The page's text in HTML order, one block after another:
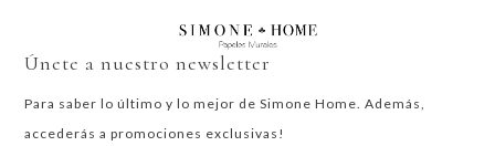
Únete a nuestro newsletter
Para saber lo último y lo mejor de Simone Home. Además,
accederás a promociones exclusivas!